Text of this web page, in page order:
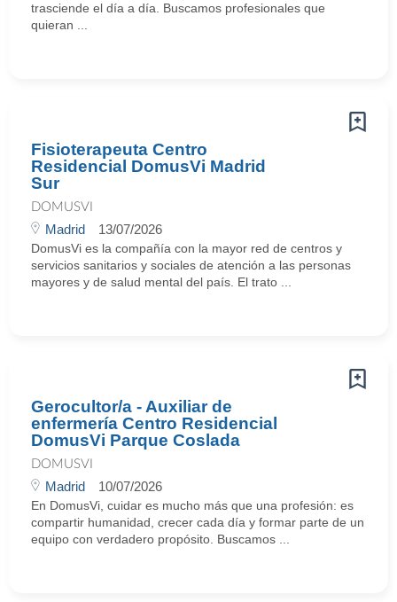
trasciende el día a día. Buscamos profesionales que
quieran ...
Fisioterapeuta Centro
Residencial DomusVi Madrid
Sur
DOMUSVI
Madrid 13/07/2026
DomusVi es la compañía con la mayor red de centros y
servicios sanitarios y sociales de atención a las personas
mayores y de salud mental del país. El trato ...
Gerocultor/a - Auxiliar de
enfermería Centro Residencial
DomusVi Parque Coslada
DOMUSVI
Madrid 10/07/2026
En DomusVi, cuidar es mucho más que una profesión: es
compartir humanidad, crecer cada día y formar parte de un
equipo con verdadero propósito. Buscamos ...